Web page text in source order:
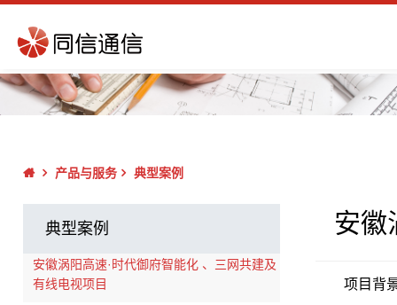
产品与服务 典型案例
典型案例
安徽涡阳高速·时代御府智能化 、三网共建及
有线电视项目
安徽
项目背